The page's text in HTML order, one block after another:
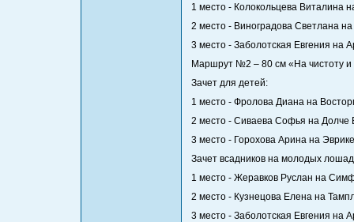
1 место - Колокольцева Виталина
2 место - Виноградова Светлана
3 место - Заболотская Евгения на
Маршрут №2 – 80 см «На чистоту и
Зачет для детей:
1 место - Фролова Диана на
2 место - Сиваева Софья на Долче
3 место - Горохова Арина на Эврике
Зачет всадников на молодых
1 место - Жеравков Руслан на
2 место - Кузнецова Елена на
3 место - Заболотская Евгения на